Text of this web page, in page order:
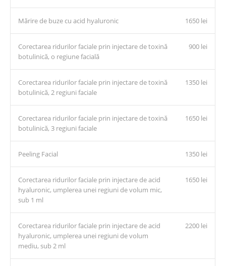
Mărire de buze cu acid hyaluronic 1650 lei
Corectarea ridurilor faciale prin injectare de toxină
botulinică, o regiune facială
900 lei
Corectarea ridurilor faciale prin injectare de toxină
botulinică, 2 regiuni faciale
1350 lei
Corectarea ridurilor faciale prin injectare de toxină
botulinică, 3 regiuni faciale
1650 lei
Peeling Facial 1350 lei
Corectarea ridurilor faciale prin injectare de acid
hyaluronic, umplerea unei regiuni de volum mic,
sub 1 ml
1650 lei
Corectarea ridurilor faciale prin injectare de acid
hyaluronic, umplerea unei regiuni de volum
mediu, sub 2 ml
2200 lei